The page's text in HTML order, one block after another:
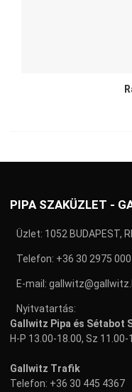
PIPA SZAKÜZLET -
Üzlet: 1052 BUDAPEST,
Telefon: +36 30 2975 000
E-mail:
Nyitvatartás:
Gallwitz Pipa és Sétabot
H-P 13.00-18.00, Sz 11.00-
Gallwitz Trafik
Telefon: +36 30 445 4367